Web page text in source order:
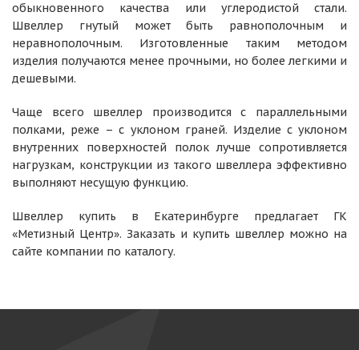
обыкновенного качества или углеродистой стали.
Швеллер гнутый может быть равнополочным и
неравнополочным. Изготовленные таким методом
изделия получаются менее прочными, но более легкими и
дешевыми.
Чаще всего швеллер производится с параллельными
полками, реже – с уклоном граней. Изделие с уклоном
внутренних поверхностей полок лучше сопротивляется
нагрузкам, конструкции из такого швеллера эффективно
выполняют несущую функцию.
Швеллер купить в Екатеринбурге предлагает ГК
«Метизный Центр». Заказать и купить швеллер можно на
сайте компании по каталогу.